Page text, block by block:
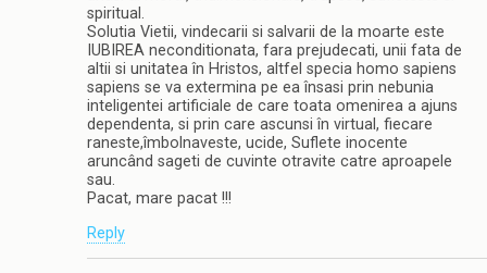
spiritual.
Solutia Vietii, vindecarii si salvarii de la moarte este
IUBIREA neconditionata, fara prejudecati, unii fata de
altii si unitatea în Hristos, altfel specia homo sapiens
sapiens se va extermina pe ea însasi prin nebunia
inteligentei artificiale de care toata omenirea a ajuns
dependenta, si prin care ascunsi în virtual, fiecare
raneste,îmbolnaveste, ucide, Suflete inocente
aruncând sageti de cuvinte otravite catre aproapele
sau.
Pacat, mare pacat !!!
Reply